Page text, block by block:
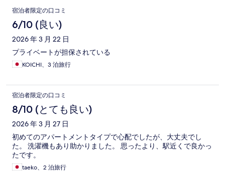
口
コ
ミ
宿泊者限定の口コミ
6/10 (良い)
2026 年 3 月 22 日
プライベートが担保されている
KOICHI、3 泊旅行
宿泊者限定の口コミ
8/10 (とても良い)
2026 年 3 月 27 日
初めてのアパートメントタイプで心配でしたが、大丈夫でし
た。 洗濯機もあり助かりました。 思ったより、駅近くで良かっ
たです。
taeko、2 泊旅行